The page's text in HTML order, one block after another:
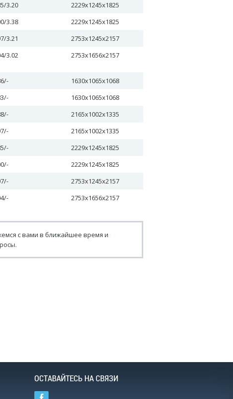
3.20
2229х1245х1825
3.38
2229х1245х1825
3.21
2753х1245х2157
3.02 2753х1656х2157
1630х1065х1068
1630х1065х1068
2165х1002х1335
2165х1002х1335
2229х1245х1825
2229х1245х1825
2753х1245х2157
2753х1656х2157
с вами в ближайшее время и
ОСТАВАЙТЕСЬ НА СВЯЗИ